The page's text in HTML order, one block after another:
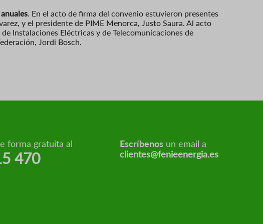
. En el acto de firma del convenio estuvieron presentes
y el presidente de PIME Menorca, Justo Saura. Al acto
Instalaciones Eléctricas y de Telecomunicaciones de
Jordi Bosch.
forma gratuita al
470
Escríbenos un email a
clientes@fenieenergia.es